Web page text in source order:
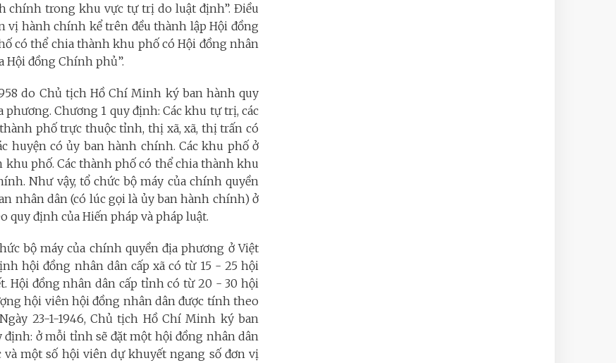
chính trong khu vực tự trị do luật định”. Điều
vị hành chính kể trên đều thành lập Hội đồng
có thể chia thành khu phố có Hội đồng nhân
Hội đồng Chính phủ”.
do Chủ tịch Hồ Chí Minh ký ban hành quy
Chương 1 quy định: Các khu tự trị, các
phố trực thuộc tỉnh, thị xã, xã, thị trấn có
huyện có ủy ban hành chính. Các khu phố ở
phố. Các thành phố có thể chia thành khu
Như vậy, tổ chức bộ máy của chính quyền
nhân dân (có lúc gọi là ủy ban hành chính) ở
định của Hiến pháp và pháp luật.
bộ máy của chính quyền địa phương ở Việt
hội đồng nhân dân cấp xã có từ 15 - 25 hội
Hội đồng nhân dân cấp tỉnh có từ 20 - 30 hội
hội viên hội đồng nhân dân được tính theo
23-1-1946, Chủ tịch Hồ Chí Minh ký ban
định: ở mỗi tỉnh sẽ đặt một hội đồng nhân dân
một số hội viên dự khuyết ngang số đơn vị